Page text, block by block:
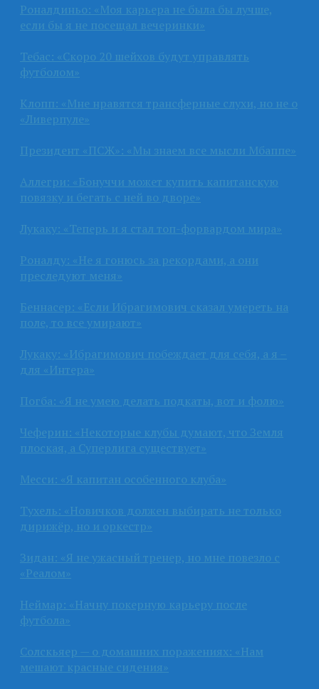
Роналдиньо: «Моя карьера не была бы лучше,
если бы я не посещал вечеринки»
Тебас: «Скоро 20 шейхов будут управлять
футболом»
Клопп: «Мне нравятся трансферные слухи, но не о
«Ливерпуле»
Президент «ПСЖ»: «Мы знаем все мысли Мбаппе»
Аллегри: «Бонуччи может купить капитанскую
повязку и бегать с ней во дворе»
Лукаку: «Теперь и я стал топ-форвардом мира»
Роналду: «Не я гонюсь за рекордами, а они
преследуют меня»
Беннасер: «Если Ибрагимович сказал умереть на
поле, то все умирают»
Лукаку: «Ибрагимович побеждает для себя, а я –
для «Интера»
Погба: «Я не умею делать подкаты, вот и фолю»
Чеферин: «Некоторые клубы думают, что Земля
плоская, а Суперлига существует»
Месси: «Я капитан особенного клуба»
Тухель: «Новичков должен выбирать не только
дирижёр, но и оркестр»
Зидан: «Я не ужасный тренер, но мне повезло с
«Реалом»
Неймар: «Начну покерную карьеру после
футбола»
Солскьяер — о домашних поражениях: «Нам
мешают красные сидения»